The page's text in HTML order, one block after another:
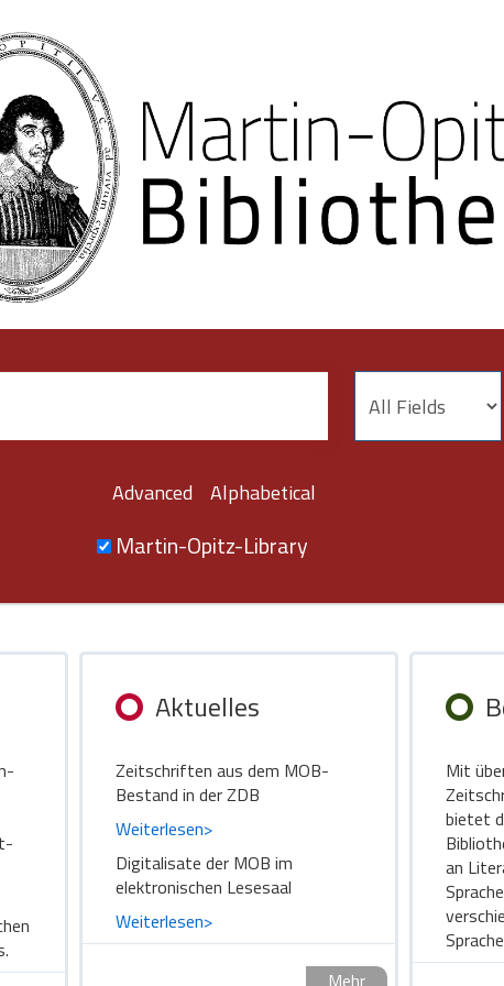
Advanced Alphabetical
Martin-Opitz-Library
Aktuelles
Zeitschriften aus dem MOB-
Bestand in der ZDB
Weiterlesen>
Digitalisate der MOB im
elektronischen Lesesaal
Weiterlesen>
Mehr
Mit
bietet
an